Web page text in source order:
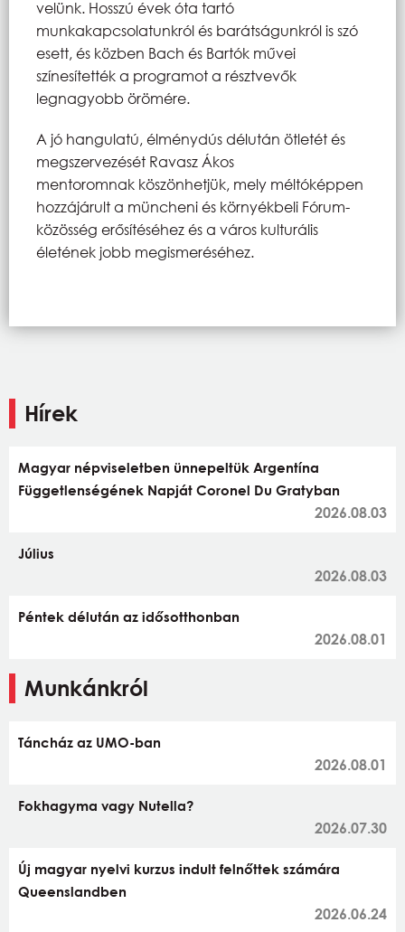
velünk. Hosszú évek óta tartó
munkakapcsolatunkról és barátságunkról is szó
esett, és közben Bach és Bartók művei
színesítették a programot a résztvevők
legnagyobb örömére.
A jó hangulatú, élménydús délután ötletét és
megszervezését Ravasz Ákos
mentoromnak köszönhetjük, mely méltóképpen
hozzájárult a müncheni és környékbeli Fórum-
közösség erősítéséhez és a város kulturális
életének jobb megismeréséhez.
Hírek
Magyar népviseletben ünnepeltük Argentína
Függetlenségének Napját Coronel Du Gratyban
2026.08.03
Július
2026.08.03
Péntek délután az idősotthonban
2026.08.01
Munkánkról
Táncház az UMO-ban
2026.08.01
Fokhagyma vagy Nutella?
2026.07.30
Új magyar nyelvi kurzus indult felnőttek számára
Queenslandben
2026.06.24